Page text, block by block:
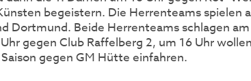
begeistern. Die Herrenteams spielen
Dortmund. Beide Herrenteams schlagen
gegen Club Raffelberg 2, um 16 Uhr
gegen GM Hütte einfahren.